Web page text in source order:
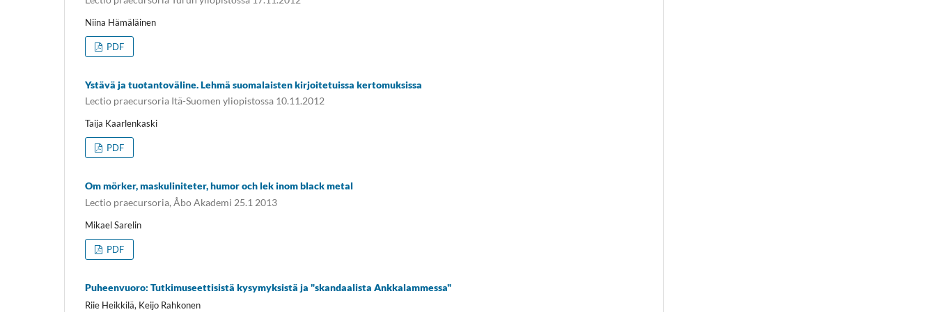
Niina Hämäläinen
PDF
Ystävä ja tuotantoväline. Lehmä suomalaisten kirjoitetuissa kertomuksissa
Lectio praecursoria Itä-Suomen yliopistossa 10.11.2012
Taija Kaarlenkaski
PDF
Om mörker, maskuliniteter, humor och lek inom black metal
Lectio praecursoria, Åbo Akademi 25.1 2013
Mikael Sarelin
PDF
Puheenvuoro: Tutkimuseettisistä kysymyksistä ja "skandaalista Ankkalammessa"
Riie Heikkilä, Keijo Rahkonen